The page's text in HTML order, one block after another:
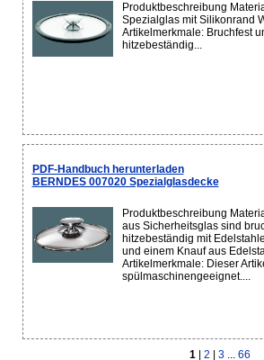
Produktbeschreibung
Spezialglas mit Silikonrand
Artikelmerkmale: Bruchfest
hitzebeständig...
PDF-Handbuch herunterladen
BERNDES 007020 Spezialglasdecke
Produktbeschreibung
aus Sicherheitsglas sind
hitzebeständig mit
und einem Knauf aus
Artikelmerkmale: Dieser
spülmaschinengeeignet....
1 2 3... 66